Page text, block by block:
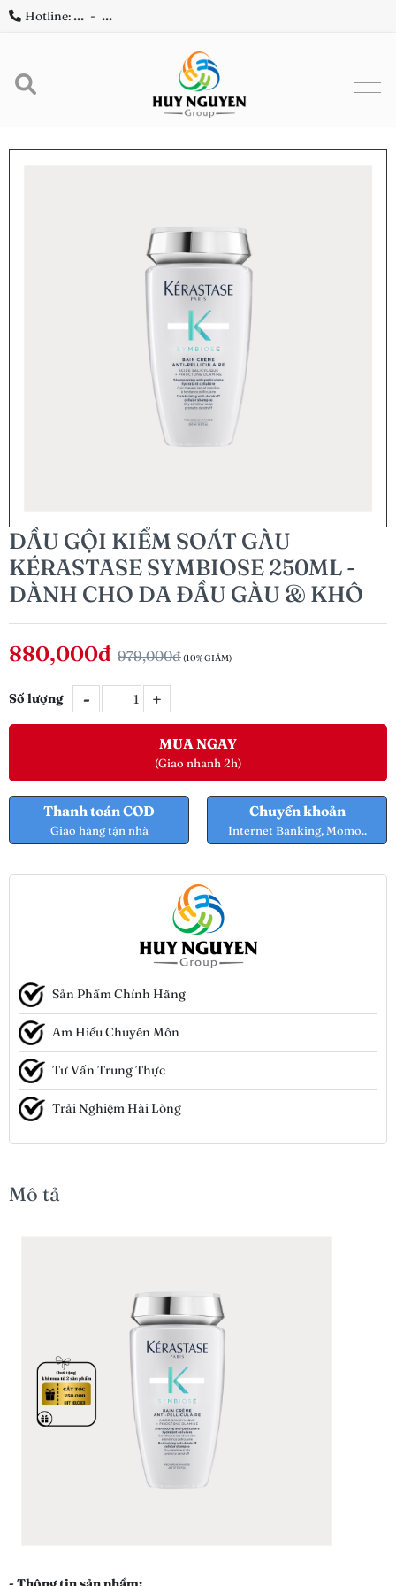
Hotline:... - ...
DẦU GỘI KIỂM SOÁT GÀU
KÉRASTASE SYMBIOSE 250ML -
DÀNH CHO DA ĐẦU GÀU & KHÔ
880,000đ 979,000đ(10% GIẢM)
Số lượng - +
MUA NGAY
(Giao nhanh 2h)
Thanh toán COD
Giao hàng tận nhà
Chuyển khoản
Internet Banking, Momo..
Sản Phẩm Chính Hãng
Am Hiểu Chuyên Môn
Tư Vấn Trung Thực
Trải Nghiệm Hài Lòng
Mô tả